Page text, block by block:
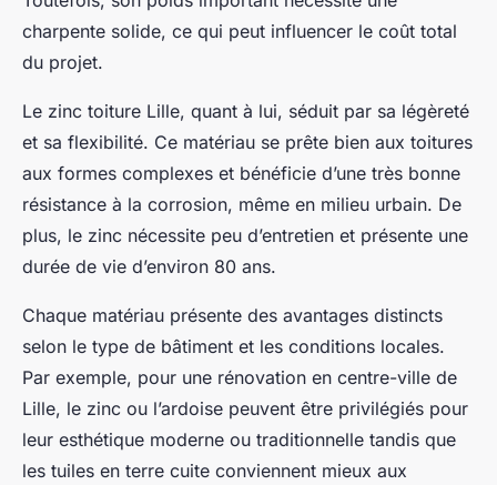
charpente solide, ce qui peut influencer le coût total
du projet.
Le zinc toiture Lille, quant à lui, séduit par sa légèreté
et sa flexibilité. Ce matériau se prête bien aux toitures
aux formes complexes et bénéficie d’une très bonne
résistance à la corrosion, même en milieu urbain. De
plus, le zinc nécessite peu d’entretien et présente une
durée de vie d’environ 80 ans.
Chaque matériau présente des avantages distincts
selon le type de bâtiment et les conditions locales.
Par exemple, pour une rénovation en centre-ville de
Lille, le zinc ou l’ardoise peuvent être privilégiés pour
leur esthétique moderne ou traditionnelle tandis que
les tuiles en terre cuite conviennent mieux aux